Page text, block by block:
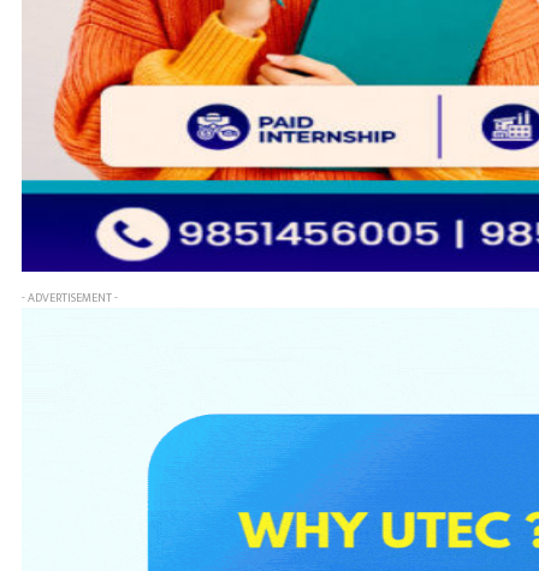
- ADVERTISEMENT -